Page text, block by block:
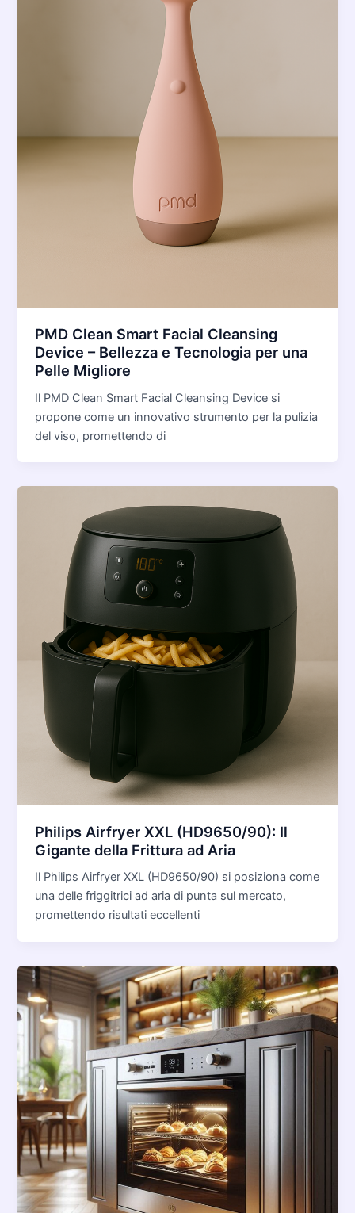
PMD Clean Smart Facial Cleansing
Device – Bellezza e Tecnologia per una
Pelle Migliore
Il PMD Clean Smart Facial Cleansing Device si
propone come un innovativo strumento per la pulizia
del viso, promettendo di
Philips Airfryer XXL (HD9650/90): Il
Gigante della Frittura ad Aria
Il Philips Airfryer XXL (HD9650/90) si posiziona come
una delle friggitrici ad aria di punta sul mercato,
promettendo risultati eccellenti